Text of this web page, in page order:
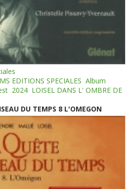
EDITIONS SPECIALES Album
2024 LOISEL DANS L' OMBRE DE
DU TEMPS 8 L'OMEGON